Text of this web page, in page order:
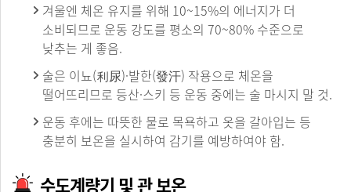
겨울엔 체온 유지를 위해 10~15%의 에너지가 더
소비되므로 운동 강도를 평소의 70~80% 수준으로
낮추는 게 좋음.
술은 이뇨(利尿)·발한(發汗) 작용으로 체온을
떨어뜨리므로 등산·스키 등 운동 중에는 술 마시지 말 것.
운동 후에는 따뜻한 물로 목욕하고 옷을 갈아입는 등
충분히 보온을 실시하여 감기를 예방하여야 함.
수도계량기 및 관 보온